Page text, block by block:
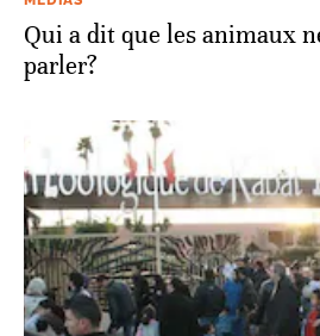
Qui a dit que les animaux
parler?